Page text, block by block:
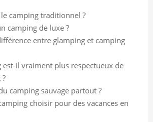
le camping traditionnel ?
camping de luxe ?
entre glamping et camping
est-il vraiment plus respectueux de
camping sauvage partout ?
choisir pour des vacances en